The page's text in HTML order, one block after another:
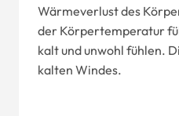
Wärmeverlust des
der Körpertemperatur
kalt und unwohl fühlen.
kalten Windes.